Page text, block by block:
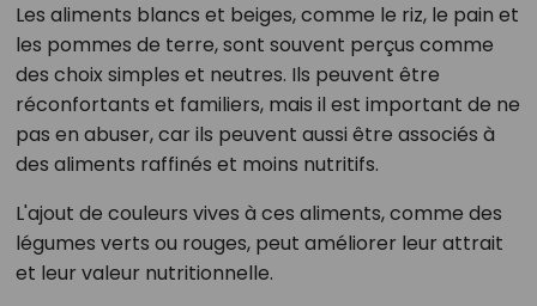
Les aliments blancs et beiges, comme le riz, le pain et
les pommes de terre, sont souvent perçus comme
des choix simples et neutres. Ils peuvent être
réconfortants et familiers, mais il est important de ne
pas en abuser, car ils peuvent aussi être associés à
des aliments raffinés et moins nutritifs.
L'ajout de couleurs vives à ces aliments, comme des
légumes verts ou rouges, peut améliorer leur attrait
et leur valeur nutritionnelle.